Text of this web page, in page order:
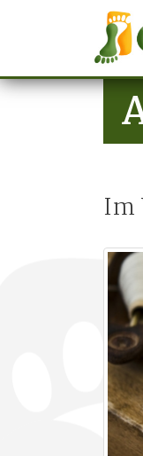
Salta al contenuto
Im